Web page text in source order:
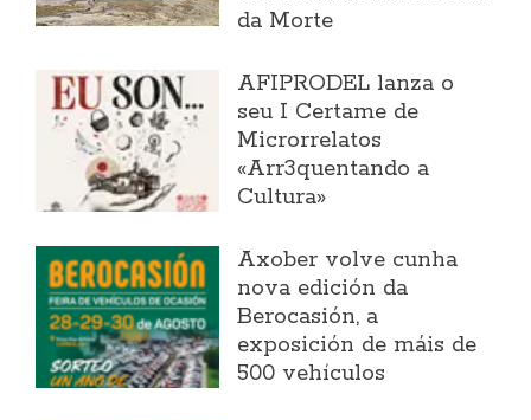
da Morte
AFIPRODEL lanza o
seu I Certame de
Microrrelatos
«Arr3quentando a
Cultura»
Axober volve cunha
nova edición da
Berocasión, a
exposición de máis de
500 vehículos